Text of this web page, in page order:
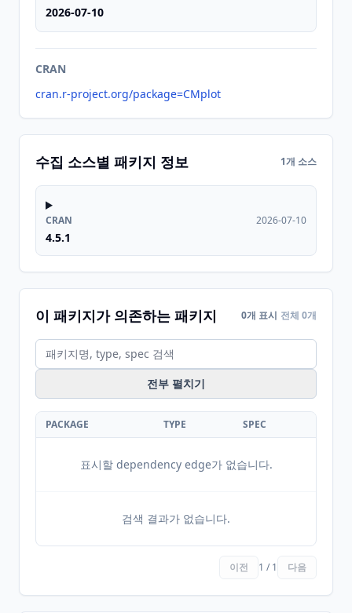
2026-07-10
CRAN
cran.r-project.org/package=CMplot
수집 소스별 패키지 정보 1개 소스
CRAN
4.5.1
2026-07-10
이 패키지가 의존하는 패키지 0개 표시 전체 0개
전부 펼치기
PACKAGE TYPE SPEC
표시할 dependency edge가 없습니다.
검색 결과가 없습니다.
이전 1 / 1 다음